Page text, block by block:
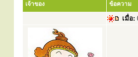
เจ้าของ ข้อความ
เมื่อ: